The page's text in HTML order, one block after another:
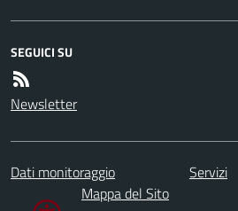
SEGUICI SU
Newsletter
Dati monitoraggio Servizi
Mappa del Sito